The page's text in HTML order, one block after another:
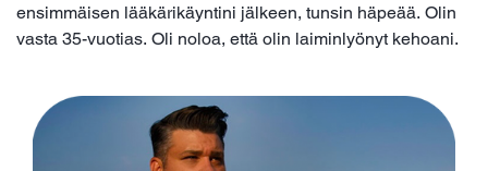
ensimmäisen lääkärikäyntini jälkeen, tunsin häpeää. Olin
vasta 35-vuotias. Oli noloa, että olin laiminlyönyt kehoani.